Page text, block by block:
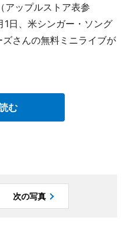
アップルストア表参
日、米シンガー・ソング
さんの無料ミニライブが
む
次の写真